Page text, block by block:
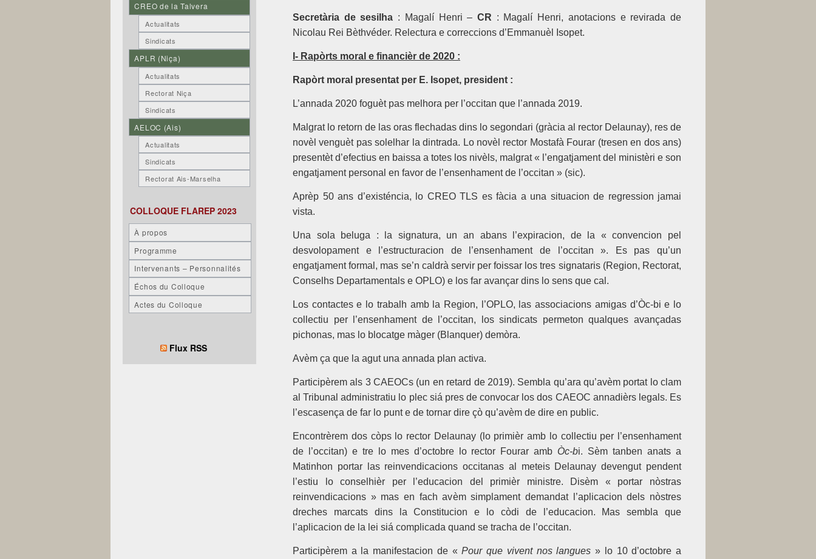
Secretària de sesilha : Magalí Henri –CR : Magalí Henri, anotacions e revirada de
Nicolau Rei Bèthvéder. Relectura e correccions d’Emmanuèl Isopet.
I- Rapòrts moral e financièr de 2020 :
Rapòrt moral presentat per E. Isopet, president :
L’annada 2020 foguèt pas melhora per l’occitan que l’annada 2019.
Malgrat lo retorn de las oras flechadas dins lo segondari (gràcia al rector Delaunay), res de
novèl venguèt pas solelhar la dintrada. Lo novèl rector Mostafà Fourar (tresen en dos ans)
presentèt d’efectius en baissa a totes los nivèls, malgrat « l’engatjament del ministèri e son
engatjament personal en favor de l’ensenhament de l’occitan » (sic).
Aprèp 50 ans d’existéncia, lo CREO TLS es fàcia a una situacion de regression jamai
vista.
Una sola beluga : la signatura, un an abans l’expiracion, de la « convencion pel
desvolopament e l’estructuracion de l’ensenhament de l’occitan ». Es pas qu’un
engatjament formal, mas se’n caldrà servir per foissar los tres signataris (Region, Rectorat,
Conselhs Departamentals e OPLO) e los far avançar dins lo sens que cal.
Los contactes e lo trabalh amb la Region, l’OPLO, las associacions amigas d’Òc-bi e lo
collectiu per l’ensenhament de l’occitan, los sindicats permeton qualques avançadas
pichonas, mas lo blocatge màger (Blanquer) demòra.
Avèm ça que la agut una annada plan activa.
Participèrem als 3 CAEOCs (un en retard de 2019). Sembla qu’ara qu’avèm portat lo clam
al Tribunal administratiu lo plec siá pres de convocar los dos CAEOC annadièrs legals. Es
l’escasença de far lo punt e de tornar dire çò qu’avèm de dire en public.
Encontrèrem dos còps lo rector Delaunay (lo primièr amb lo collectiu per l’ensenhament
de l’occitan) e tre lo mes d’octobre lo rector Fourar amb Òc-bi. Sèm tanben anats a
Matinhon portar las reinvendicacions occitanas al meteis Delaunay devengut pendent
l’estiu lo conselhièr per l’educacion del primièr ministre. Disèm « portar nòstras
reinvendicacions » mas en fach avèm simplament demandat l’aplicacion dels nòstres
dreches marcats dins la Constitucion e lo còdi de l’educacion. Mas sembla que
l’aplicacion de la lei siá complicada quand se tracha de l’occitan.
Participèrem a la manifestacion de « Pour que vivent nos langues » lo 10 d’octobre a
CREO de la Talvera
Actualitats
Sindicats
APLR (Niça)
Actualitats
Rectorat Niça
Sindicats
AELOC (Ais)
Actualitats
Sindicats
Rectorat Ais-Marselha
COLLOQUE FLAREP 2023
À propos
Programme
Intervenants – Personnalités
Échos du Colloque
Actes du Colloque
Flux RSS